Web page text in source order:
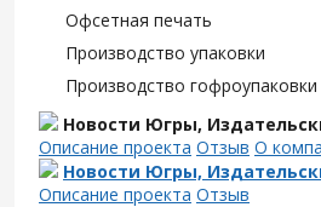
Офсетная печать
Производство упаковки
Производство гофроупаковки
Новости Югры,
Описание проекта Отзыв О
Новости Югры,
Описание проекта Отзыв